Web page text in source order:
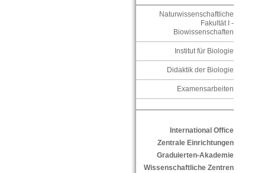
Naturwissenschaftliche
Fakultät I -
Biowissenschaften
Institut für Biologie
Didaktik der Biologie
Examensarbeiten
International Office
Zentrale Einrichtungen
Graduierten-Akademie
Wissenschaftliche Zentren